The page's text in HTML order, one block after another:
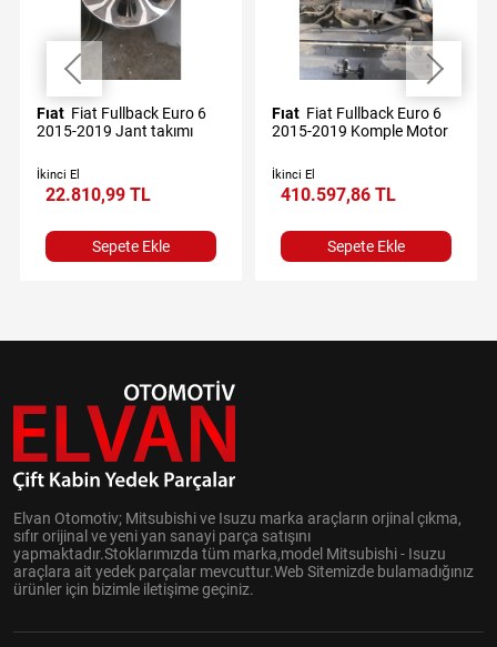
Fıat
2015-2019 Jant takımı
İkinci El
22.810,99 TL
Sepete Ekle
Fıat
2015-2019 Komple Motor
İkinci El
410.597,86 TL
Sepete Ekle
Elvan Otomotiv; Mitsubishi ve Isuzu marka araçların orjinal çıkma,
sıfır orijinal ve yeni yan sanayi parça satışını
yapmaktadır.Stoklarımızda tüm marka,model Mitsubishi - Isuzu
araçlara ait yedek parçalar mevcuttur.Web Sitemizde bulamadığınız
ürünler için bizimle iletişime geçiniz.